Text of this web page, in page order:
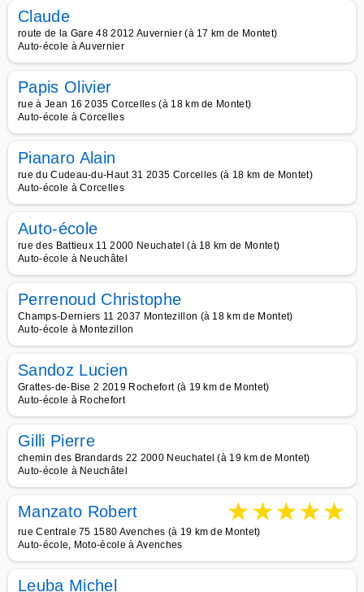
Claude
route de la Gare 48 2012 Auvernier (à 17 km de Montet)
Auto-école à Auvernier
Papis Olivier
rue à Jean 16 2035 Corcelles (à 18 km de Montet)
Auto-école à Corcelles
Pianaro Alain
rue du Cudeau-du-Haut 31 2035 Corcelles (à 18 km de Montet)
Auto-école à Corcelles
Auto-école
rue des Battieux 11 2000 Neuchatel (à 18 km de Montet)
Auto-école à Neuchâtel
Perrenoud Christophe
Champs-Derniers 11 2037 Montezillon (à 18 km de Montet)
Auto-école à Montezillon
Sandoz Lucien
Grattes-de-Bise 2 2019 Rochefort (à 19 km de Montet)
Auto-école à Rochefort
Gilli Pierre
chemin des Brandards 22 2000 Neuchatel (à 19 km de Montet)
Auto-école à Neuchâtel
Manzato Robert ★★★★★
rue Centrale 75 1580 Avenches (à 19 km de Montet)
Auto-école, Moto-école à Avenches
Leuba Michel